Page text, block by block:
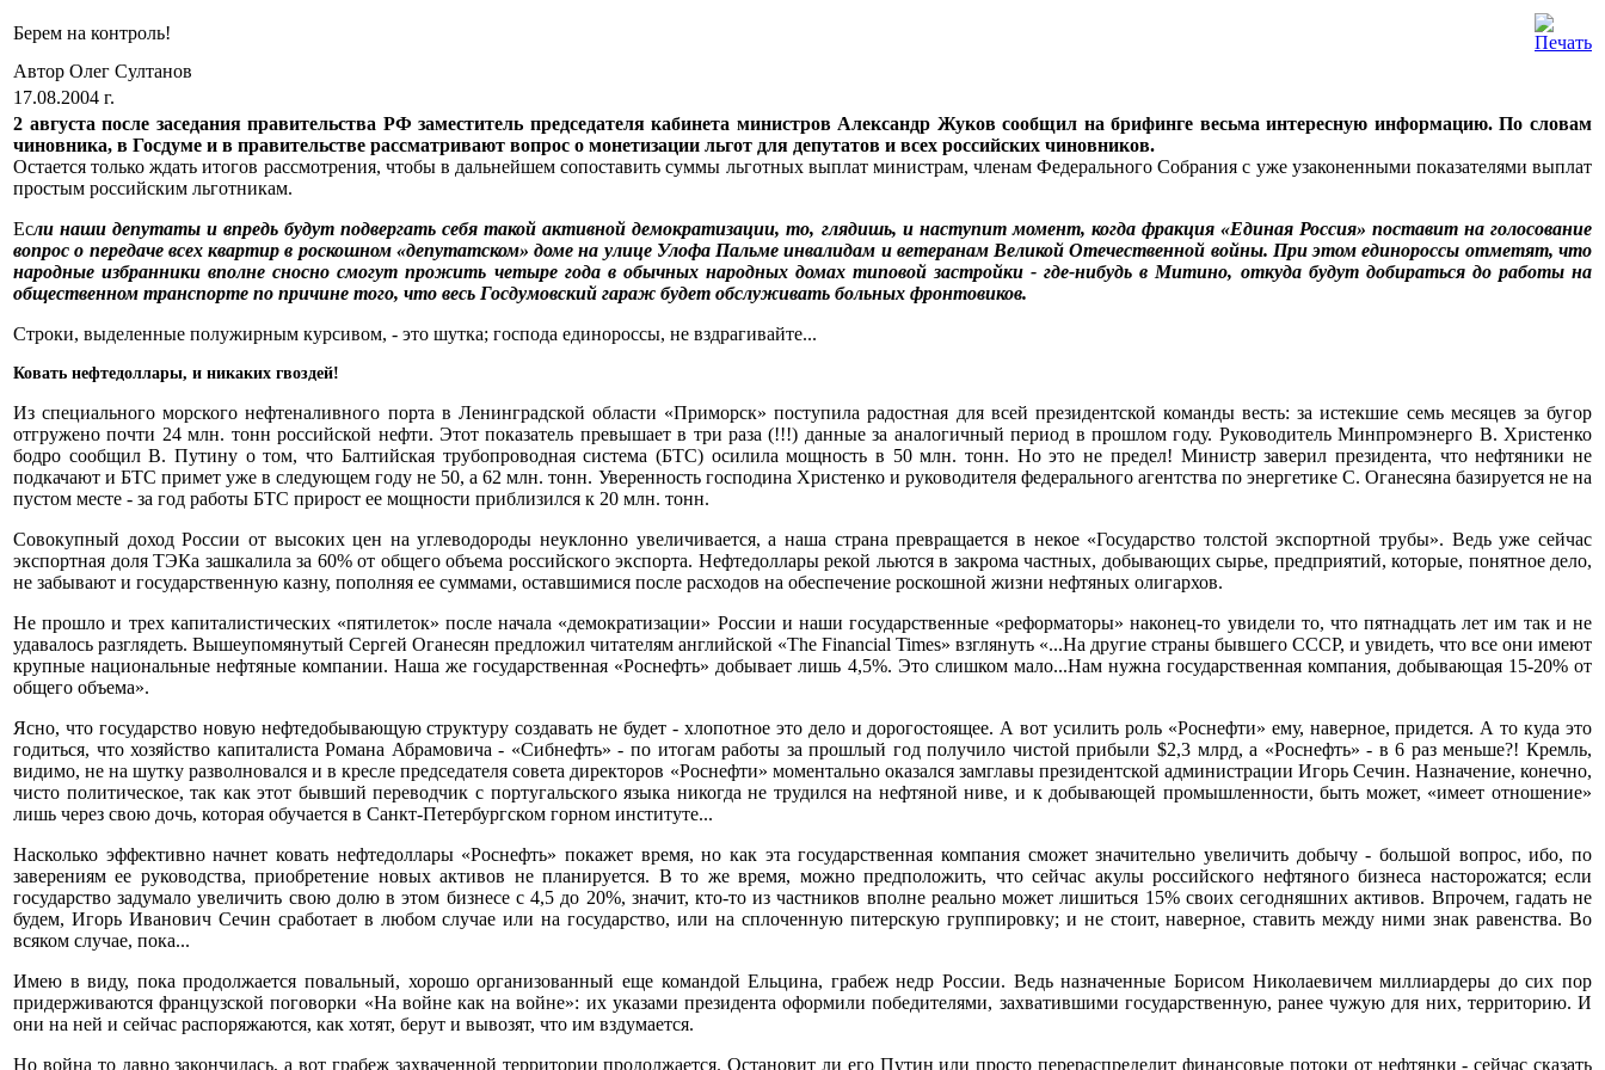
Берем на контроль!
Автор Олег Султанов
17.08.2004 г.
2 августа после заседания правительства РФ заместитель председателя кабинета министров Александр Жуков сообщил на брифинге весьма интересную информацию. По словам
чиновника, в Госдуме и в правительстве рассматривают вопрос о монетизации льгот для депутатов и всех российских чиновников.
Остается только ждать итогов рассмотрения, чтобы в дальнейшем сопоставить суммы льготных выплат министрам, членам Федерального Собрания с уже узаконенными показателями выплат
простым российским льготникам.
Если наши депутаты и впредь будут подвергать себя такой активной демократизации, то, глядишь, и наступит момент, когда фракция «Единая Россия» поставит на голосование
вопрос о передаче всех квартир в роскошном «депутатском» доме на улице Улофа Пальме инвалидам и ветеранам Великой Отечественной войны. При этом единороссы отметят, что
народные избранники вполне сносно смогут прожить четыре года в обычных народных домах типовой застройки - где-нибудь в Митино, откуда будут добираться до работы на
общественном транспорте по причине того, что весь Госдумовский гараж будет обслуживать больных фронтовиков.
Строки, выделенные полужирным курсивом, - это шутка; господа единороссы, не вздрагивайте...
Ковать нефтедоллары, и никаких гвоздей!
Из специального морского нефтеналивного порта в Ленинградской области «Приморск» поступила радостная для всей президентской команды весть: за истекшие семь месяцев за бугор
отгружено почти 24 млн. тонн российской нефти. Этот показатель превышает в три раза (!!!) данные за аналогичный период в прошлом году. Руководитель Минпромэнерго В. Христенко
бодро сообщил В. Путину о том, что Балтийская трубопроводная система (БТС) осилила мощность в 50 млн. тонн. Но это не предел! Министр заверил президента, что нефтяники не
подкачают и БТС примет уже в следующем году не 50, а 62 млн. тонн. Уверенность господина Христенко и руководителя федерального агентства по энергетике С. Оганесяна базируется не на
пустом месте - за год работы БТС прирост ее мощности приблизился к 20 млн. тонн.
Совокупный доход России от высоких цен на углеводороды неуклонно увеличивается, а наша страна превращается в некое «Государство толстой экспортной трубы». Ведь уже сейчас
экспортная доля ТЭКа зашкалила за 60% от общего объема российского экспорта. Нефтедоллары рекой льются в закрома частных, добывающих сырье, предприятий, которые, понятное дело,
не забывают и государственную казну, пополняя ее суммами, оставшимися после расходов на обеспечение роскошной жизни нефтяных олигархов.
Не прошло и трех капиталистических «пятилеток» после начала «демократизации» России и наши государственные «реформаторы» наконец-то увидели то, что пятнадцать лет им так и не
удавалось разглядеть. Вышеупомянутый Сергей Оганесян предложил читателям английской «The Financial Times» взглянуть «...На другие страны бывшего СССР, и увидеть, что все они имеют
крупные национальные нефтяные компании. Наша же государственная «Роснефть» добывает лишь 4,5%. Это слишком мало...Нам нужна государственная компания, добывающая 15-20% от
общего объема».
Ясно, что государство новую нефтедобывающую структуру создавать не будет - хлопотное это дело и дорогостоящее. А вот усилить роль «Роснефти» ему, наверное, придется. А то куда это
годиться, что хозяйство капиталиста Романа Абрамовича - «Сибнефть» - по итогам работы за прошлый год получило чистой прибыли $2,3 млрд, а «Роснефть» - в 6 раз меньше?! Кремль,
видимо, не на шутку разволновался и в кресле председателя совета директоров «Роснефти» моментально оказался замглавы президентской администрации Игорь Сечин. Назначение, конечно,
чисто политическое, так как этот бывший переводчик с португальского языка никогда не трудился на нефтяной ниве, и к добывающей промышленности, быть может, «имеет отношение»
лишь через свою дочь, которая обучается в Санкт-Петербургском горном институте...
Насколько эффективно начнет ковать нефтедоллары «Роснефть» покажет время, но как эта государственная компания сможет значительно увеличить добычу - большой вопрос, ибо, по
заверениям ее руководства, приобретение новых активов не планируется. В то же время, можно предположить, что сейчас акулы российского нефтяного бизнеса насторожатся; если
государство задумало увеличить свою долю в этом бизнесе с 4,5 до 20%, значит, кто-то из частников вполне реально может лишиться 15% своих сегодняшних активов. Впрочем, гадать не
будем, Игорь Иванович Сечин сработает в любом случае или на государство, или на сплоченную питерскую группировку; и не стоит, наверное, ставить между ними знак равенства. Во
всяком случае, пока...
Имею в виду, пока продолжается повальный, хорошо организованный еще командой Ельцина, грабеж недр России. Ведь назначенные Борисом Николаевичем миллиардеры до сих пор
придерживаются французской поговорки «На войне как на войне»: их указами президента оформили победителями, захватившими государственную, ранее чужую для них, территорию. И
они на ней и сейчас распоряжаются, как хотят, берут и вывозят, что им вздумается.
Но война то давно закончилась, а вот грабеж захваченной территории продолжается. Остановит ли его Путин или просто перераспределит финансовые потоки от нефтянки - сейчас сказать